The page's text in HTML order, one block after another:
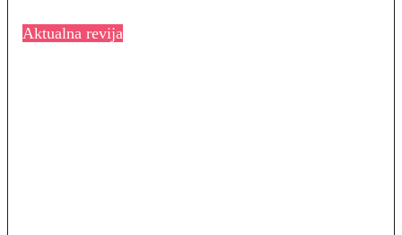
Aktualna revija